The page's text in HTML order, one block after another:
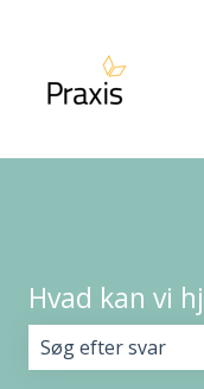
Hvad kan vi